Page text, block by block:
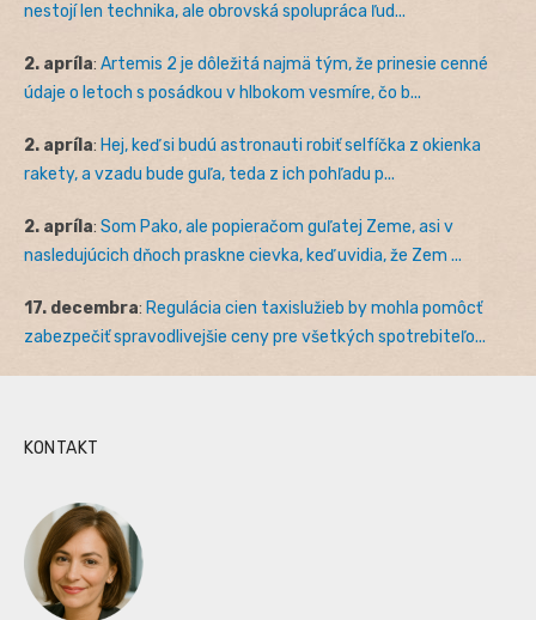
nestojí len technika, ale obrovská spolupráca ľud...
2. apríla: Artemis 2 je dôležitá najmä tým, že prinesie cenné
údaje o letoch s posádkou v hlbokom vesmíre, čo b...
2. apríla: Hej, keď si budú astronauti robiť selfíčka z okienka
rakety, a vzadu bude guľa, teda z ich pohľadu p...
2. apríla: Som Pako, ale popieračom guľatej Zeme, asi v
nasledujúcich dňoch praskne cievka, keď uvidia, že Zem ...
17. decembra: Regulácia cien taxislužieb by mohla pomôcť
zabezpečiť spravodlivejšie ceny pre všetkých spotrebiteľo...
KONTAKT